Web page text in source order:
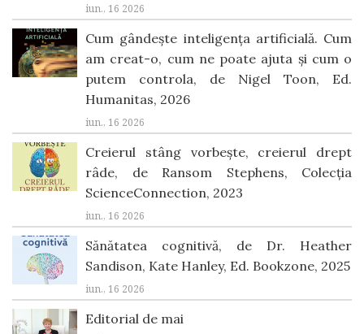
iun., 16 2026
Cum gândește inteligența artificială. Cum
am creat-o, cum ne poate ajuta şi cum o
putem controla, de Nigel Toon, Ed.
Humanitas, 2026
iun., 16 2026
Creierul stâng vorbește, creierul drept
râde, de Ransom Stephens, Colecția
ScienceConnection, 2023
iun., 16 2026
Sănătatea cognitivă, de Dr. Heather
Sandison, Kate Hanley, Ed. Bookzone, 2025
iun., 16 2026
Editorial de mai